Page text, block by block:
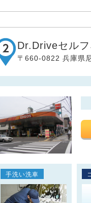
Dr.Driveセル
〒660-0822 兵庫県
手洗い洗車